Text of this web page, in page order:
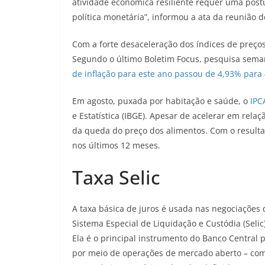
política monetária”, informou a ata da reunião
Com a forte desaceleração dos índices de
Segundo o último Boletim Focus, pesquisa
de inflação para este ano passou de 4,93% para
Em agosto, puxada por habitação e saúde, o
e Estatística (IBGE). Apesar de acelerar em
da queda do preço dos alimentos. Com o
nos últimos 12 meses.
Taxa Selic
A taxa básica de juros é usada nas
Sistema Especial de Liquidação e Custódia
Ela é o principal instrumento do Banco Central
por meio de operações de mercado aberto –